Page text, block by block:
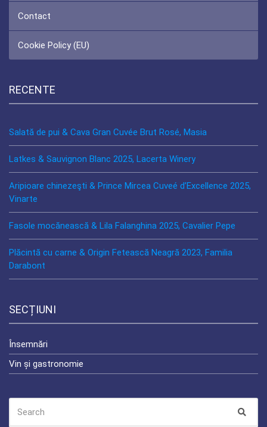
Contact
Cookie Policy (EU)
RECENTE
Salată de pui & Cava Gran Cuvée Brut Rosé, Masia
Latkes & Sauvignon Blanc 2025, Lacerta Winery
Aripioare chinezeşti & Prince Mircea Cuveé d’Excellence 2025,
Vinarte
Fasole mocănească & Lila Falanghina 2025, Cavalier Pepe
Plăcintă cu carne & Origin Fetească Neagră 2023, Familia
Darabont
SECȚIUNI
Însemnări
Vin și gastronomie
FOR: